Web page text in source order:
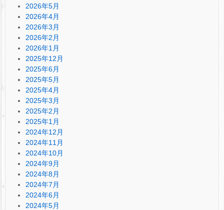
2026年5月
2026年4月
2026年3月
2026年2月
2026年1月
2025年12月
2025年6月
2025年5月
2025年4月
2025年3月
2025年2月
2025年1月
2024年12月
2024年11月
2024年10月
2024年9月
2024年8月
2024年7月
2024年6月
2024年5月